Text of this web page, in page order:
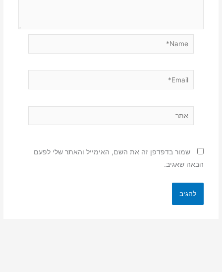
Email*
שמור בדפדפן זה את השם, האימייל והאתר שלי לפעם
הבאה שאגיב.